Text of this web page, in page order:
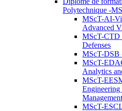
Polytechnique -
MScT-AI-
Advanced
MScT-CTD
Defenses
MScT-DSB
MScT-
Analytics
MScT-
Engineering
Management
MScT-